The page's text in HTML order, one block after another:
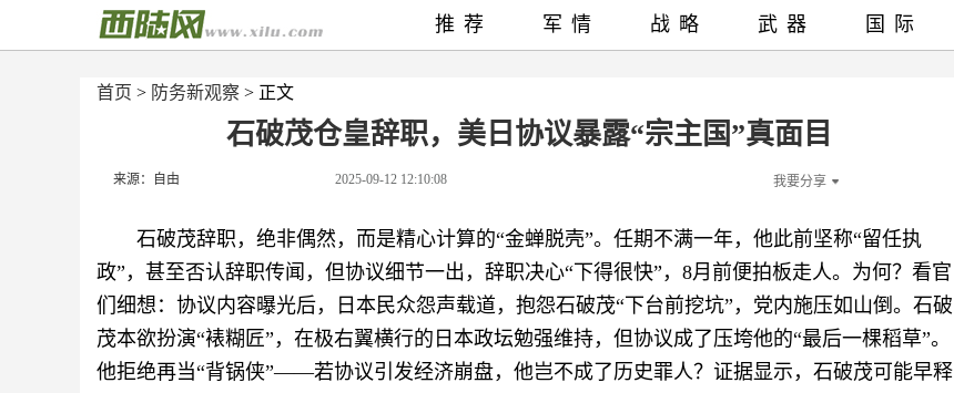
首页 > 防务新观察 > 正文
石破茂仓皇辞职，美日协议暴露“宗主国”真面目
来源：自由 2025-09-12 12:10:08 我要分享
石破茂辞职，绝非偶然，而是精心计算的“金蝉脱壳”。任期不满一年，他此前坚称“留任执
政”，甚至否认辞职传闻，但协议细节一出，辞职决心“下得很快”，8月前便拍板走人。为何？看官
们细想：协议内容曝光后，日本民众怨声载道，抱怨石破茂“下台前挖坑”，党内施压如山倒。石破
茂本欲扮演“裱糊匠”，在极右翼横行的日本政坛勉强维持，但协议成了压垮他的“最后一棵稻草”。
他拒绝再当“背锅侠”——若协议引发经济崩盘，他岂不成了历史罪人？证据显示，石破茂可能早释
推荐 军情 战略 武器 国际